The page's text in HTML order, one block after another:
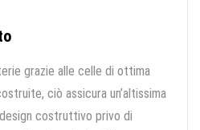
grazie alle celle di ottima
ciò assicura un’altissima
costruttivo privo di